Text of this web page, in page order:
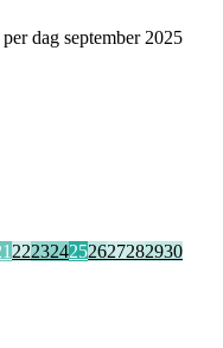
dag september 2025
222324252627282930